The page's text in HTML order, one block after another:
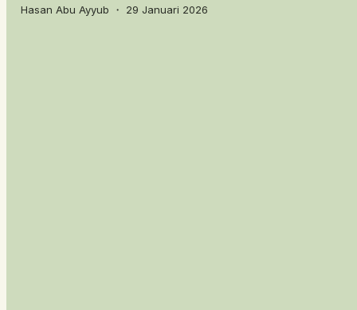
Hasan Abu Ayyub ・ 29 Januari 2026